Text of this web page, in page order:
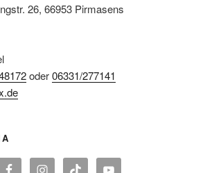
26, 66953 Pirmasens
oder06331/277141